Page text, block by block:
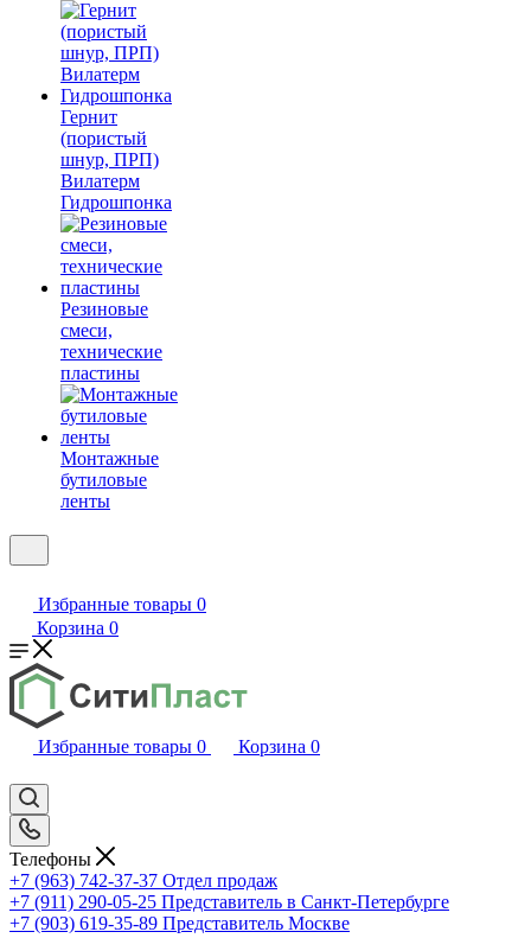
Гернит
(пористый
шнур, ПРП)
Вилатерм
Гидрошпонка
Резиновые
смеси,
технические
пластины
Монтажные
бутиловые
ленты
Избранные товары 0
Корзина 0
Избранные товары 0 Корзина 0
Телефоны
+7 (963) 742-37-37 Отдел продаж
+7 (911) 290-05-25 Представитель в Санкт-Петербурге
+7 (903) 619-35-89 Представитель Москве